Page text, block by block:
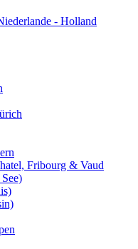
Fribourg & Vaud